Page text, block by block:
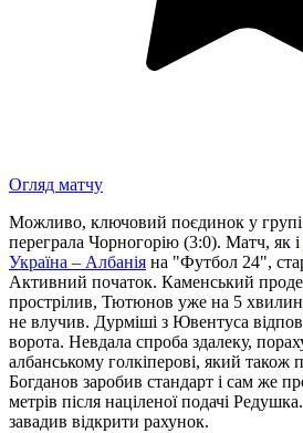
Огляд матчу
Можливо, ключовий поєдинок у групі
переграла Чорногорію (3:0). Матч, як і
Україна – Албанія на "Футбол 24",
Активний початок. Каменський
прострілив, Тютюнов уже на 5 хвилині
не влучив. Дурміші з Ювентуса
ворота. Невдала спроба здалеку,
албанському голкіперові, який також
Богданов заробив стандарт і сам же
метрів після націленої подачі
завадив відкрити рахунок.